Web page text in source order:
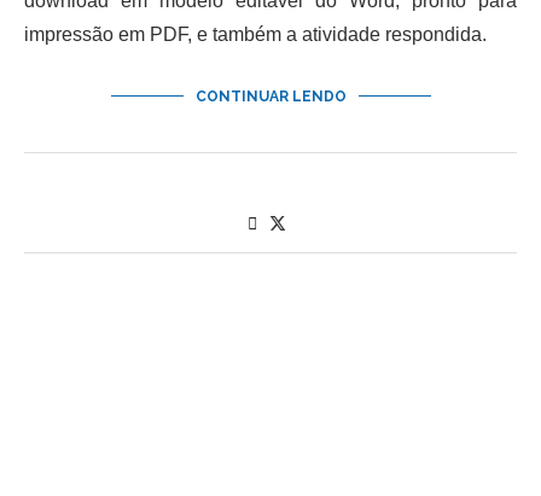
impressão em PDF, e também a atividade respondida.
CONTINUAR LENDO